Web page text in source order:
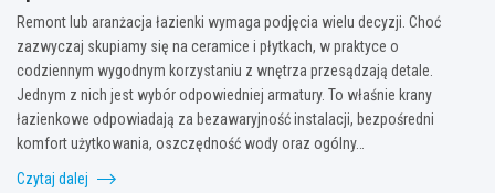
Remont lub aranżacja łazienki wymaga podjęcia wielu decyzji. Choć
zazwyczaj skupiamy się na ceramice i płytkach, w praktyce o
codziennym wygodnym korzystaniu z wnętrza przesądzają detale.
Jednym z nich jest wybór odpowiedniej armatury. To właśnie krany
łazienkowe odpowiadają za bezawaryjność instalacji, bezpośredni
komfort użytkowania, oszczędność wody oraz ogólny…
Czytaj dalej